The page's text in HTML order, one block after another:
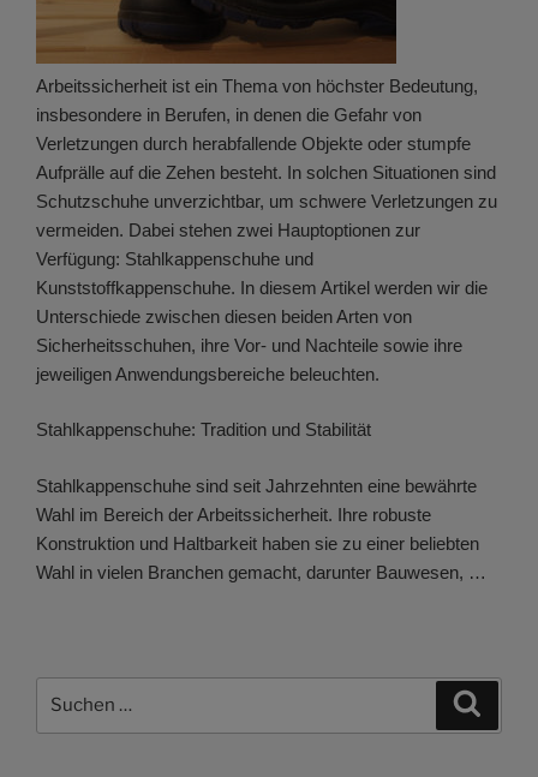
Arbeitssicherheit ist ein Thema von höchster Bedeutung,
insbesondere in Berufen, in denen die Gefahr von
Verletzungen durch herabfallende Objekte oder stumpfe
Aufprälle auf die Zehen besteht. In solchen Situationen sind
Schutzschuhe unverzichtbar, um schwere Verletzungen zu
vermeiden. Dabei stehen zwei Hauptoptionen zur
Verfügung: Stahlkappenschuhe und
Kunststoffkappenschuhe. In diesem Artikel werden wir die
Unterschiede zwischen diesen beiden Arten von
Sicherheitsschuhen, ihre Vor- und Nachteile sowie ihre
jeweiligen Anwendungsbereiche beleuchten.
Stahlkappenschuhe: Tradition und Stabilität
Stahlkappenschuhe sind seit Jahrzehnten eine bewährte
Wahl im Bereich der Arbeitssicherheit. Ihre robuste
Konstruktion und Haltbarkeit haben sie zu einer beliebten
Wahl in vielen Branchen gemacht, darunter Bauwesen, …